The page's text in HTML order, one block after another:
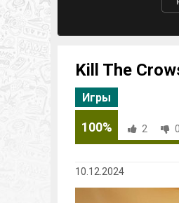
Kill The
Игры
100% 2 0
10.12.2024